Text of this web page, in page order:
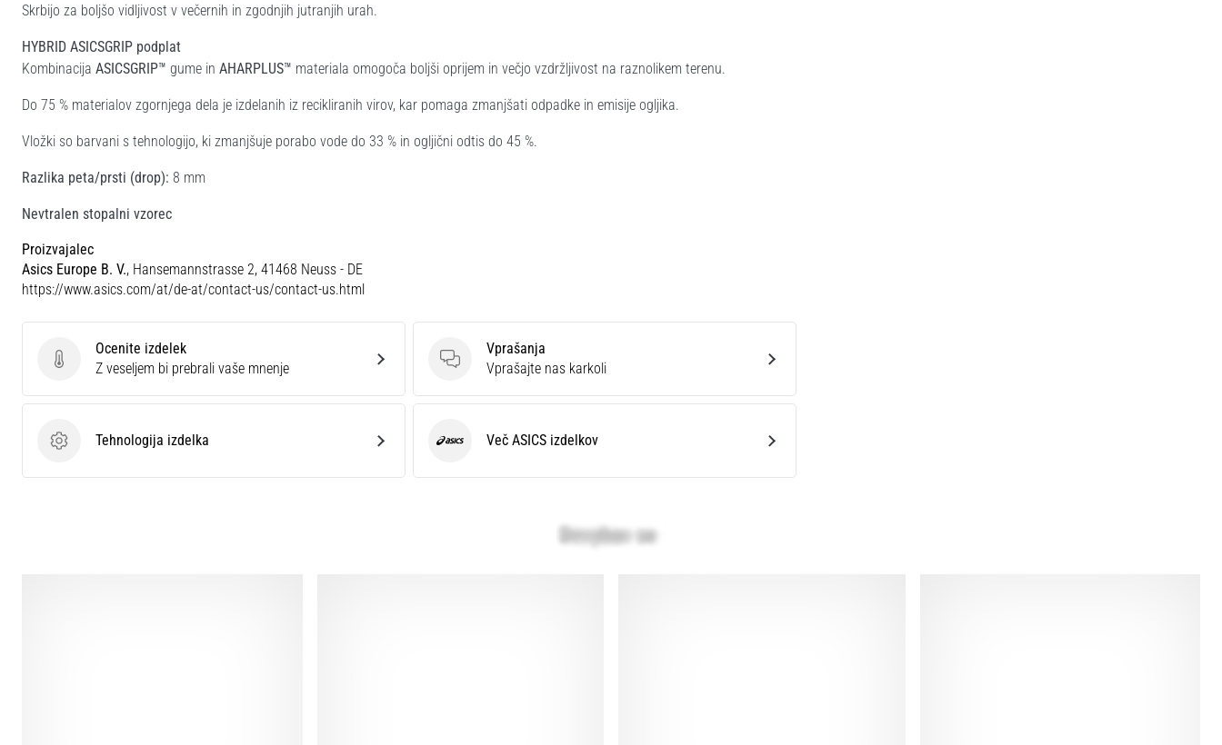
Skrbijo za boljšo vidljivost v večernih in zgodnjih jutranjih urah.
HYBRID ASICSGRIP podplat
Kombinacija ASICSGRIP™ gume in AHARPLUS™ materiala omogoča boljši oprijem in večjo vzdržljivost na raznolikem terenu.
Do 75 % materialov zgornjega dela je izdelanih iz recikliranih virov, kar pomaga zmanjšati odpadke in emisije ogljika.
Vložki so barvani s tehnologijo, ki zmanjšuje porabo vode do 33 % in ogljični odtis do 45 %.
Razlika peta/prsti (drop): 8 mm
Nevtralen stopalni vzorec
Proizvajalec
Asics Europe B. V., Hansemannstrasse 2, 41468 Neuss - DE
https://www.asics.com/at/de-at/contact-us/contact-us.html
Ocenite izdelek
Ocenite izdelek
Z veseljem bi prebrali vaše mnenje
Vprašanja
Vprašanja
Vprašajte nas karkoli
Tehnologija izdelka
Tehnologija izdelka ASICS Več ASICS izdelkov